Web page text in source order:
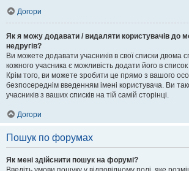
Догори
Як я можу додавати / видаляти користувачів до
недругів?
Ви можете додавати учасників в свої списки двома
кожного учасника є можливість додати його в список
Крім того, ви можете зробити це прямо з вашого
безпосереднім введенням імені користувача. Ви
учасників з ваших списків на тій самій сторінці.
Догори
Пошук по форумах
Як мені здійснити пошук на форумі?